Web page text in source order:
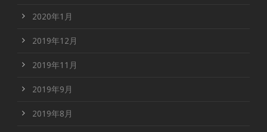
2020年1月
2019年12月
2019年11月
2019年9月
2019年8月